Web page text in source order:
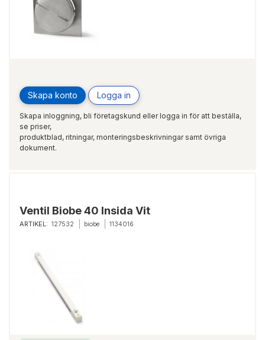
Skapa konto Logga in
Skapa inloggning, bli företagskund eller logga in för att beställa,
se priser,
produktblad, ritningar, monteringsbeskrivningar samt övriga
dokument.
Ventil Biobe 40 Insida Vit
ARTIKEL: 127532 biobe 1134016